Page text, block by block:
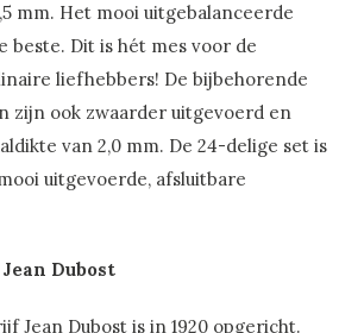
mm. Het mooi uitgebalanceerde
beste. Dit is hét mes voor de
liefhebbers! De bijbehorende
zijn ook zwaarder uitgevoerd en
van 2,0 mm. De 24-delige set is
uitgevoerde, afsluitbare
Dubost
Jean Dubost is in 1920 opgericht.